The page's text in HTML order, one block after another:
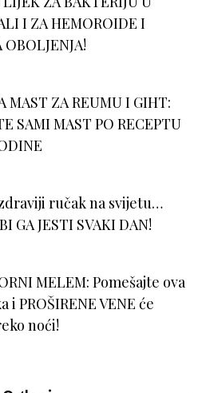
I ZA HEMOROIDE I
OBOLJENJA!
MAST ZA REUMU I GIHT:
SAMI MAST PO RECEPTU
ručak na svijetu…
GA JESTI SVAKI DAN!
MELEM: Pomešajte ova
i PROŠIRENE VENE će
noći!